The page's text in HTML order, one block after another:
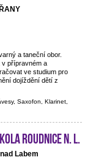
a taneční obor.
v přípravném a
ve studium pro
dojíždění dětí z
Saxofon, Klarinet,
Roudnice n. L.
Labem